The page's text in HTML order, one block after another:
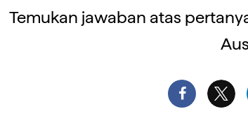
Temukan jawaban atas